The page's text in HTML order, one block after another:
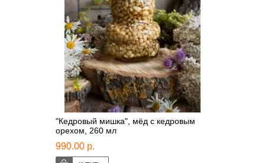
"Кедровый мишка", мёд с кедровым
орехом, 260 мл
990.00 р.